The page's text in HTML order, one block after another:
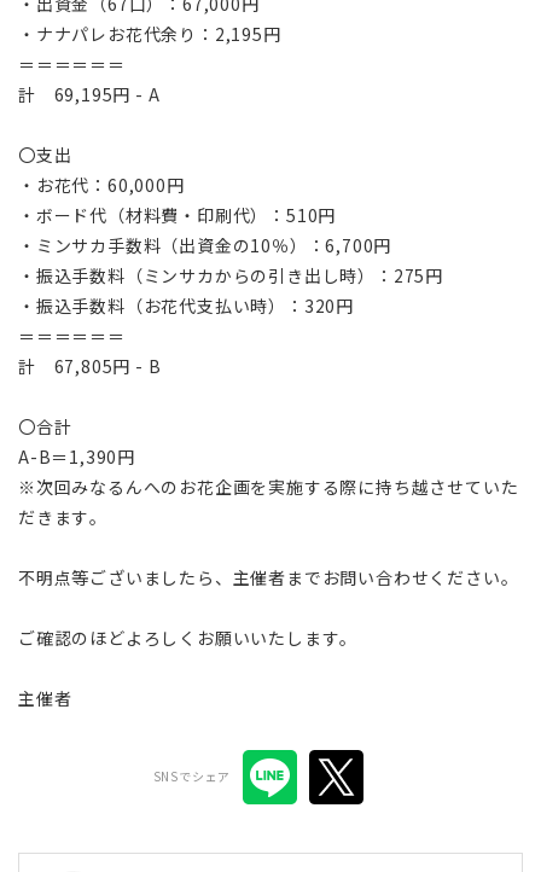
・ナナパレお花代余り：2,195円
＝＝＝＝＝＝
計 69,195円 - A
〇支出
・お花代：60,000円
・ボード代（材料費・印刷代）：510円
・ミンサカ手数料（出資金の10％）：6,700円
・振込手数料（ミンサカからの引き出し時）：275円
・振込手数料（お花代支払い時）：320円
＝＝＝＝＝＝
計 67,805円 - B
〇合計
A-B＝1,390円
※次回みなるんへのお花企画を実施する際に持ち越させていた
だきます。
不明点等ございましたら、主催者までお問い合わせください。
ご確認のほどよろしくお願いいたします。
主催者
SNSでシェア